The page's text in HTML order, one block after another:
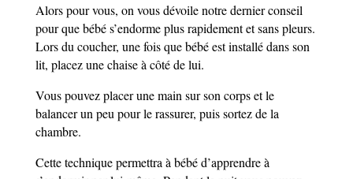
Alors pour vous, on vous dévoile notre dernier conseil
pour que bébé s’endorme plus rapidement et sans pleurs.
Lors du coucher, une fois que bébé est installé dans son
lit, placez une chaise à côté de lui.
Vous pouvez placer une main sur son corps et le
balancer un peu pour le rassurer, puis sortez de la
chambre.
Cette technique permettra à bébé d’apprendre à